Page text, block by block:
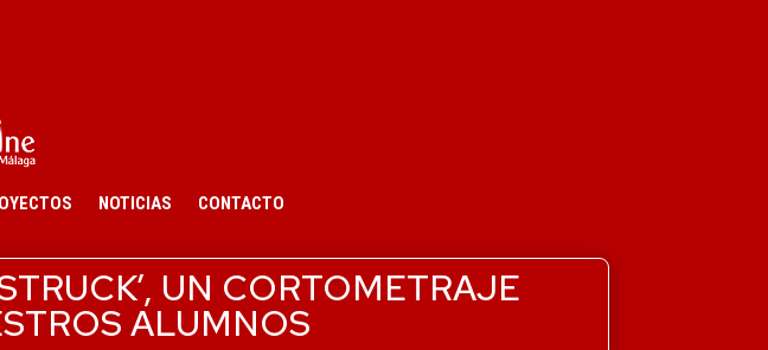
NOTICIAS CONTACTO
UN CORTOMETRAJE
ALUMNOS